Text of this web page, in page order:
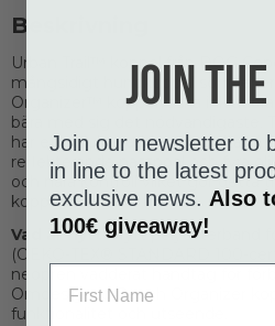
Beskrivning
Urban Trail™ koppel från DOG
mångsidigt hundkoppel som
Organizer™ koppelväska
bära med sig det nödvändigaste.
har ett mjukt vadderat handtag i
reflekterande passpoal och fyra
och nära kontroll vilket gör detta
koppel.
Vad är nytt:Nytt polyesterband
(OEKO-TEX® STANDARD 100-
neopren vadderat handtag för
Omdesignad Pouch Organizer
funktionalitet och utseende.
Join
Join our newsletter to
in line to the latest
exclusive news. Also
100€ giveaway!